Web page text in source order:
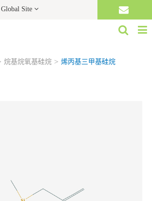
Site
烷基烷氧基硅烷 烯丙基三甲基硅烷